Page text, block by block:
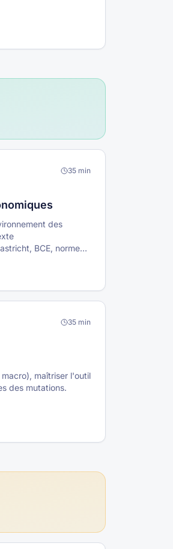
35 min
des
BCE, normes
35 min
maîtriser l'outil
des mutations.